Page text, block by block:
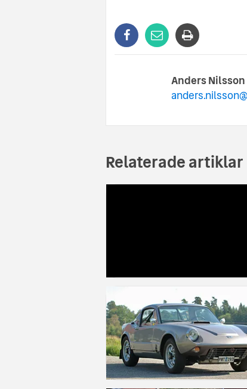
Anders Nilsson
Relaterade artiklar